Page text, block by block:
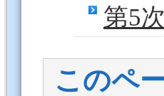
第5
このペ